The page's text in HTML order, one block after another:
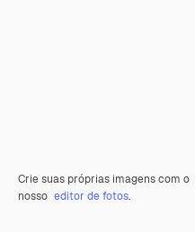
Crie suas próprias imagens com o
nosso editor de fotos.